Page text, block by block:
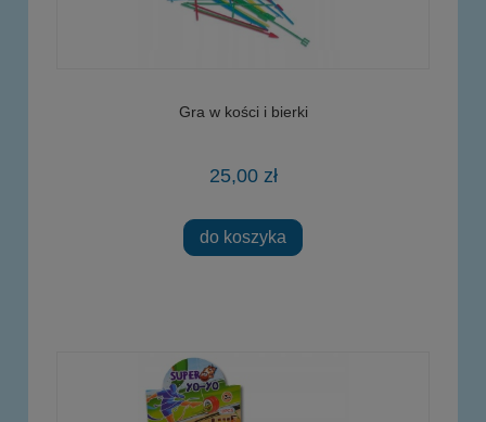
Gra w kości i bierki
25,00 zł
do koszyka